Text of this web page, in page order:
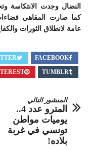
النضال وجدت الانتكاسة
كما صارت المقاهي
عامة لانطلاق الثورات
FACEBOOK
TUMBLR
المنشور التالي
المترو عدد 4..
يوميات مواطن
تونسي في غربة
بلاده!